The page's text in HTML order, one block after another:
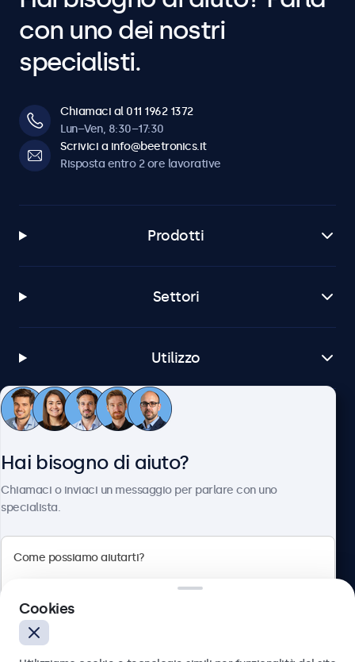
con uno dei nostri
specialisti.
Chiamaci al 011 1962 1372
Lun–Ven, 8:30–17:30
Scrivici a info@beetronics.it
Risposta entro 2 ore lavorative
Prodotti
Settori
Utilizzo
Servizio Clienti
Hai bisogno di aiuto?
Chiamaci o inviaci un messaggio per parlare con uno
specialista.
Cookies